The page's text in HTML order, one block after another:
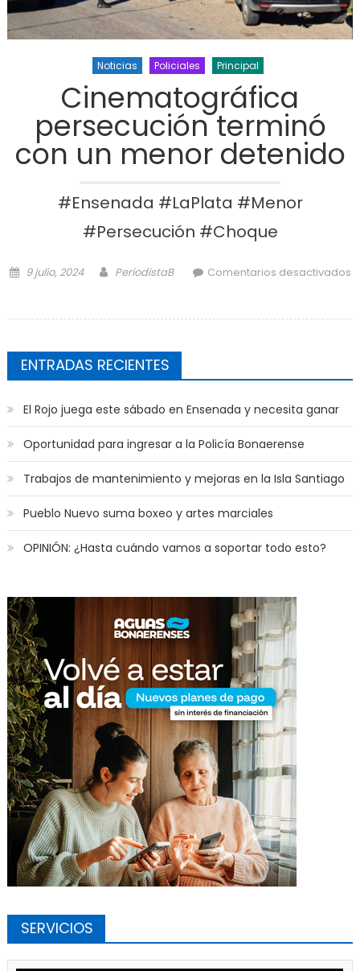
Noticias Policiales Principal
Cinematográfica
persecución terminó
con un menor detenido
#Ensenada #LaPlata #Menor
#Persecución #Choque
Posted on
9 julio, 2024 Author
PeriodistaB
Comentarios desactivados
ENTRADAS RECIENTES
El Rojo juega este sábado en Ensenada y necesita ganar
Oportunidad para ingresar a la Policía Bonaerense
Trabajos de mantenimiento y mejoras en la Isla Santiago
Pueblo Nuevo suma boxeo y artes marciales
OPINIÓN: ¿Hasta cuándo vamos a soportar todo esto?
SERVICIOS